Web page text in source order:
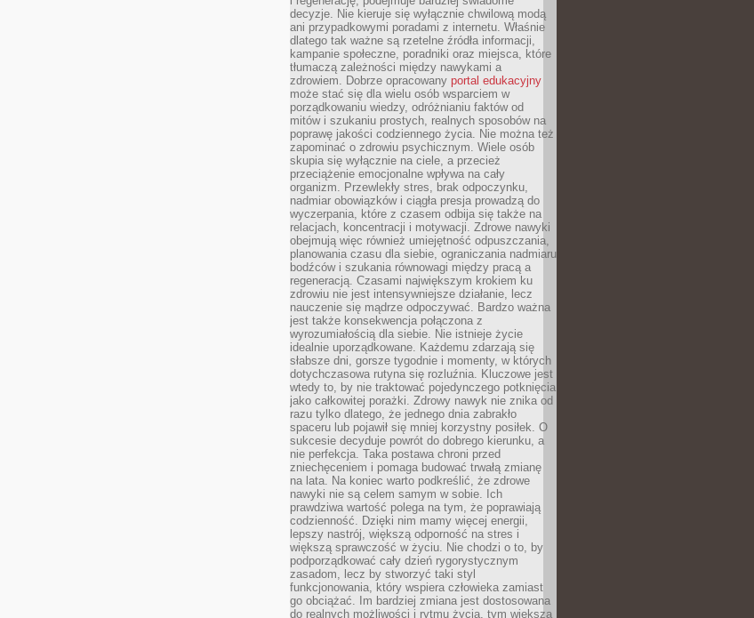
decyzje. Nie kieruje się wyłącznie chwilową modą
ani przypadkowymi poradami z internetu. Właśnie
dlatego tak ważne są rzetelne źródła informacji,
kampanie społeczne, poradniki oraz miejsca, które
tłumaczą zależności między nawykami a
zdrowiem. Dobrze opracowany portal edukacyjny
może stać się dla wielu osób wsparciem w
porządkowaniu wiedzy, odróżnianiu faktów od
mitów i szukaniu prostych, realnych sposobów na
poprawę jakości codziennego życia. Nie można też
zapominać o zdrowiu psychicznym. Wiele osób
skupia się wyłącznie na ciele, a przecież
przeciążenie emocjonalne wpływa na cały
organizm. Przewlekły stres, brak odpoczynku,
nadmiar obowiązków i ciągła presja prowadzą do
wyczerpania, które z czasem odbija się także na
relacjach, koncentracji i motywacji. Zdrowe nawyki
obejmują więc również umiejętność odpuszczania,
planowania czasu dla siebie, ograniczania nadmiaru
bodźców i szukania równowagi między pracą a
regeneracją. Czasami największym krokiem ku
zdrowiu nie jest intensywniejsze działanie, lecz
nauczenie się mądrze odpoczywać. Bardzo ważna
jest także konsekwencja połączona z
wyrozumiałością dla siebie. Nie istnieje życie
idealnie uporządkowane. Każdemu zdarzają się
słabsze dni, gorsze tygodnie i momenty, w których
dotychczasowa rutyna się rozluźnia. Kluczowe jest
wtedy to, by nie traktować pojedynczego potknięcia
jako całkowitej porażki. Zdrowy nawyk nie znika od
razu tylko dlatego, że jednego dnia zabrakło
spaceru lub pojawił się mniej korzystny posiłek. O
sukcesie decyduje powrót do dobrego kierunku, a
nie perfekcja. Taka postawa chroni przed
zniechęceniem i pomaga budować trwałą zmianę
na lata. Na koniec warto podkreślić, że zdrowe
nawyki nie są celem samym w sobie. Ich
prawdziwa wartość polega na tym, że poprawiają
codzienność. Dzięki nim mamy więcej energii,
lepszy nastrój, większą odporność na stres i
większą sprawczość w życiu. Nie chodzi o to, by
podporządkować cały dzień rygorystycznym
zasadom, lecz by stworzyć taki styl
funkcjonowania, który wspiera człowieka zamiast
go obciążać. Im bardziej zmiana jest dostosowana
do realnych możliwości i rytmu życia, tym większa